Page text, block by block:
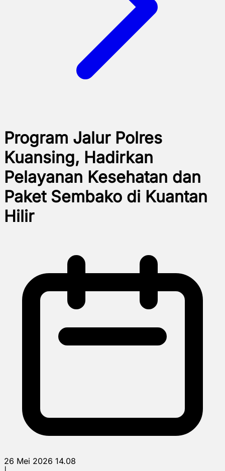
Program Jalur Polres
Kuansing, Hadirkan
Pelayanan Kesehatan dan
Paket Sembako di Kuantan
Hilir
26 Mei 2026 14.08